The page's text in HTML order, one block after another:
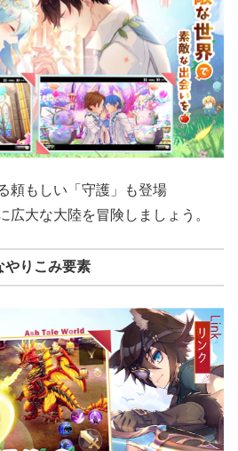
頼もしい「守護」も登場
広大な大陸を冒険しましょう。
やりこみ要素